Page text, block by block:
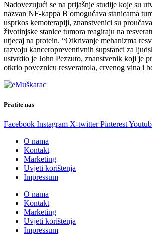
Nadovezujući se na prijašnje studije koje su
nazvan NF-kappa B omogućava stanicama
usprkos kemoterapiji, znanstvenici su
životinjske stanice tumora reagiraju na
utjecaj na protein. “Otkrivanje mehanizma
razvoju kanceropreventivnih supstanci za
ustvrdio je John Pezzuto, znanstvenik koji je
otkrio poveznicu resveratrola, crvenog vina i
Pratite nas
Facebook Instagram X-twitter Pinterest
O nama
Kontakt
Marketing
Uvjeti korištenja
Impressum
O nama
Kontakt
Marketing
Uvjeti korištenja
Impressum